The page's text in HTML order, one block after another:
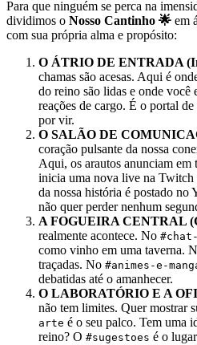
Para que ninguém se perca na
dividimos o Nosso Cantinho 🌟 em
com sua própria alma e propósito:
O ÁTRIO DE ENTRADA
chamas são acesas. Aqui é
do reino são lidas e onde você
reações de cargo. É o portal
por vir.
O SALÃO DE
coração pulsante da nossa
Aqui, os arautos anunciam em
inicia uma nova live na
da nossa história é postado no
não quer perder nenhum
A FOGUEIRA CENTRAL
realmente acontece. No
como vinho em uma taverna.
traçadas. No #animes-e-
debatidas até o amanhecer.
O LABORATÓRIO E A
não tem limites. Quer mostrar
arte é o seu palco. Tem uma
reino? O #sugestoes é o